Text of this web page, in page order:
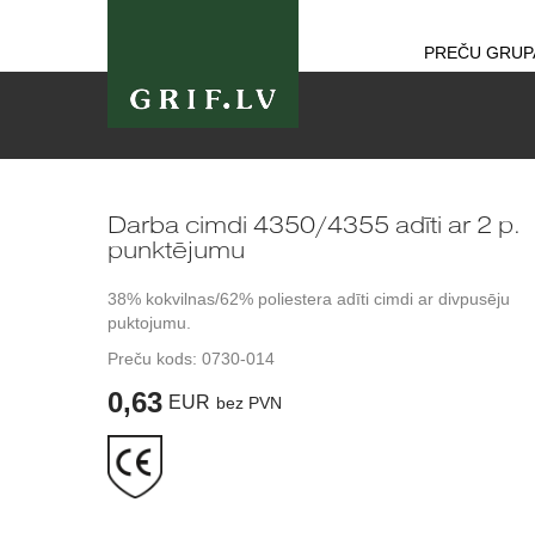
PREČU
Darba cimdi 4350/4355 adīti ar 2 p.
punktējumu
38% kokvilnas/62% poliestera adīti cimdi ar divpusēju
puktojumu.
Preču kods: 0730-014
0,63 EUR bez PVN